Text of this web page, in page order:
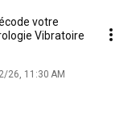
votre
Vibratoire
26, 11:30 AM